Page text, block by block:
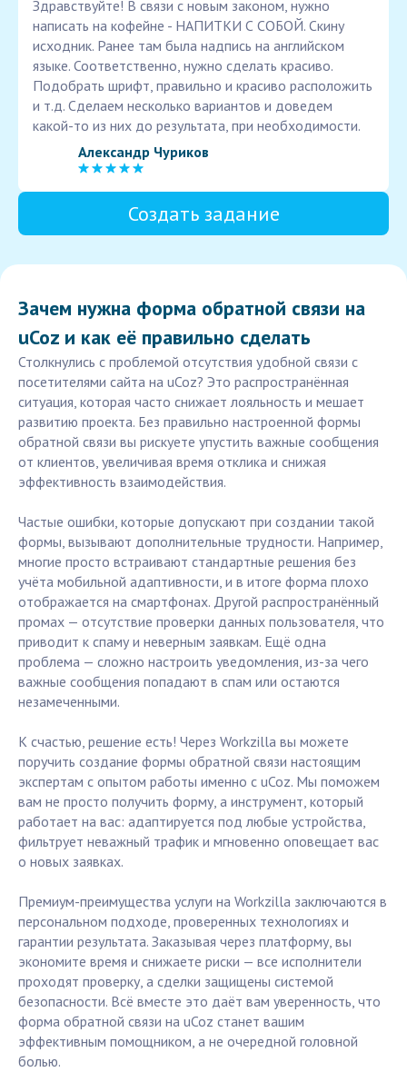
Здравствуйте! В связи с новым законом, нужно
написать на кофейне - НАПИТКИ С СОБОЙ. Скину
исходник. Ранее там была надпись на английском
языке. Соответственно, нужно сделать красиво.
Подобрать шрифт, правильно и красиво расположить
и т.д. Сделаем несколько вариантов и доведем
какой-то из них до результата, при необходимости.
Александр Чуриков
Создать задание
Зачем нужна форма обратной связи на
uCoz и как её правильно сделать
Столкнулись с проблемой отсутствия удобной связи с
посетителями сайта на uCoz? Это распространённая
ситуация, которая часто снижает лояльность и мешает
развитию проекта. Без правильно настроенной формы
обратной связи вы рискуете упустить важные сообщения
от клиентов, увеличивая время отклика и снижая
эффективность взаимодействия.
Частые ошибки, которые допускают при создании такой
формы, вызывают дополнительные трудности. Например,
многие просто встраивают стандартные решения без
учёта мобильной адаптивности, и в итоге форма плохо
отображается на смартфонах. Другой распространённый
промах — отсутствие проверки данных пользователя, что
приводит к спаму и неверным заявкам. Ещё одна
проблема — сложно настроить уведомления, из-за чего
важные сообщения попадают в спам или остаются
незамеченными.
К счастью, решение есть! Через Workzilla вы можете
поручить создание формы обратной связи настоящим
экспертам с опытом работы именно с uCoz. Мы поможем
вам не просто получить форму, а инструмент, который
работает на вас: адаптируется под любые устройства,
фильтрует неважный трафик и мгновенно оповещает вас
о новых заявках.
Премиум-преимущества услуги на Workzilla заключаются в
персональном подходе, проверенных технологиях и
гарантии результата. Заказывая через платформу, вы
экономите время и снижаете риски — все исполнители
проходят проверку, а сделки защищены системой
безопасности. Всё вместе это даёт вам уверенность, что
форма обратной связи на uCoz станет вашим
эффективным помощником, а не очередной головной
болью.